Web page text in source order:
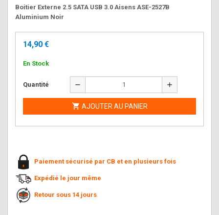
Boitier Externe 2.5 SATA USB 3.0 Aisens ASE-2527B
Aluminium Noir
14,90 €
En Stock
Quantité remove add
 AJOUTER AU PANIER
Paiement sécurisé par CB et en plusieurs fois
Expédié le jour même
Retour sous 14 jours